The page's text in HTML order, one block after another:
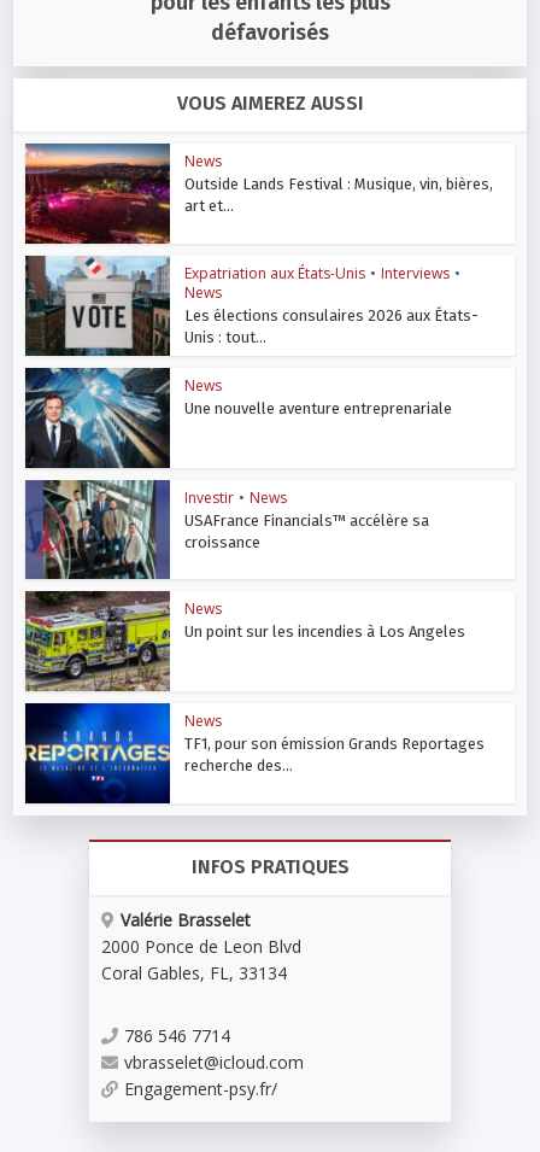
défavorisés
VOUS AIMEREZ AUSSI
News
Outside Lands Festival : Musique, vin, bières,
art et...
Expatriation aux États-Unis • Interviews •
News
Les élections consulaires 2026 aux États-
Unis : tout...
News
Une nouvelle aventure entreprenariale
Investir • News
USAFrance Financials™ accélère sa
croissance
News
Un point sur les incendies à Los Angeles
News
TF1, pour son émission Grands Reportages
recherche des...
INFOS PRATIQUES
Valérie Brasselet
2000 Ponce de Leon Blvd
Coral Gables, FL, 33134
786 546 7714
vbrasselet@icloud.com
Engagement-psy.fr/